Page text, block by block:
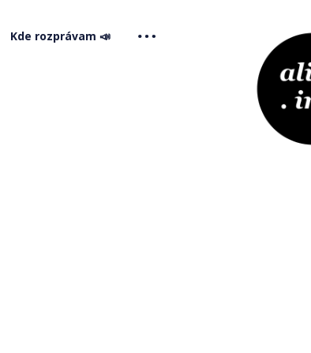
Kde rozprávam 📣